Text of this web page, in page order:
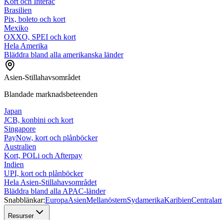
Brasilien
Pix, boleto och kort
Mexiko
OXXO, SPEI och kort
Hela Amerika
Bläddra bland alla amerikanska länder
Asien-Stillahavsområdet
Blandade marknadsbeteenden
Japan
JCB, konbini och kort
Singapore
PayNow, kort och plånböcker
Australien
Kort, POLi och Afterpay
Indien
UPI, kort och plånböcker
Hela Asien-Stillahavsområdet
Bläddra bland alla APAC-länder
Snabblänkar:EuropaAsienMellanösternSydamerikaKaribien
Resurser